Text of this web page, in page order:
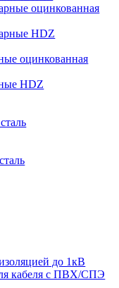
оцинкованная
HDZ
оцинкованная
HDZ
до 1кВ
кабеля с ПВХ/СПЭ